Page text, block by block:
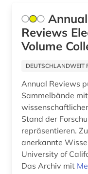
glossar (1)
goethe (1)
grippe (1)
grippeviren (1)
gynäkologie (2)
handel (2)
Reviews
Volume
DEUTSCHLANDWEIT
Annual Reviews
Sammelbände
Stand der
repräsentieren.
anerkannte
University of
Das Archiv mit